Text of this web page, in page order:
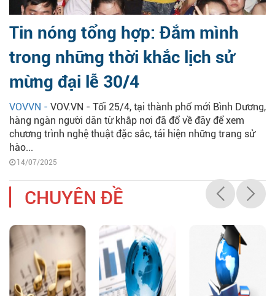
Tin nóng tổng hợp: Đắm mình
trong những thời khắc lịch sử
mừng đại lễ 30/4
VOVVN - VOV.VN - Tối 25/4, tại thành phố mới Bình Dương,
hàng ngàn người dân từ khắp nơi đã đổ về đây để xem
chương trình nghệ thuật đặc sắc, tái hiện những trang sử
hào...
14/07/2025
CHUYÊN ĐỀ